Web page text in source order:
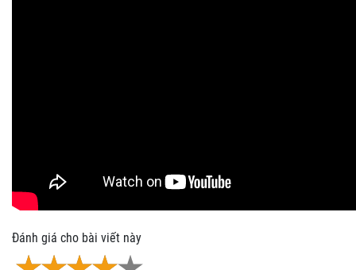
Đánh giá cho bài viết này